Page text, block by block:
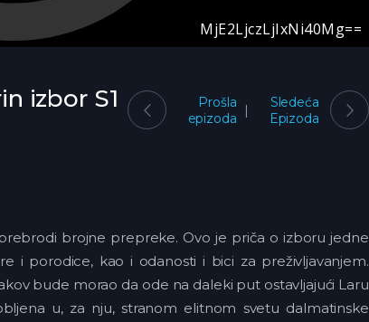
izbor S1
Prošla
epizoda
Sledeća
Epizoda
brojne prepreke. Ovo je priča o izboru jedne
i porodice, kao i odanosti i bici za preživljavanjem.
bude morao da ode na daleki put ostavljajući Laru
u, za nju, stranom elitnom svetu dalmatinske